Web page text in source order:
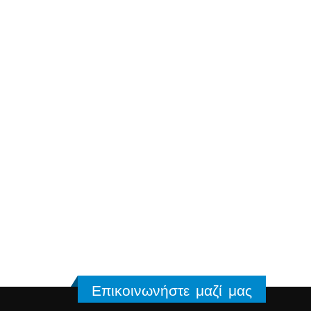
Επικοινωνήστε μαζί μας